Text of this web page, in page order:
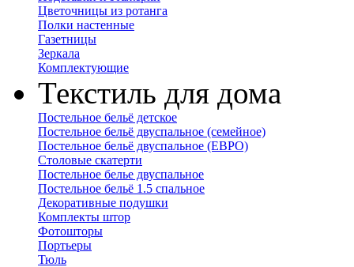
Цветочницы из ротанга
Полки настенные
Газетницы
Зеркала
Комплектующие
Текстиль для дома
Постельное бельё детское
Постельное бельё двуспальное (семейное)
Постельное бельё двуспальное (ЕВРО)
Столовые скатерти
Постельное белье двуспальное
Постельное бельё 1.5 спальное
Декоративные подушки
Комплекты штор
Фотошторы
Портьеры
Тюль